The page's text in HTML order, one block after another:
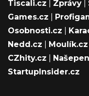
Tiscali.cz Zprávy
Games.cz
Osobnosti.cz
Nedd.cz
Moulík.cz
CZhity.cz
StartupInsider.cz